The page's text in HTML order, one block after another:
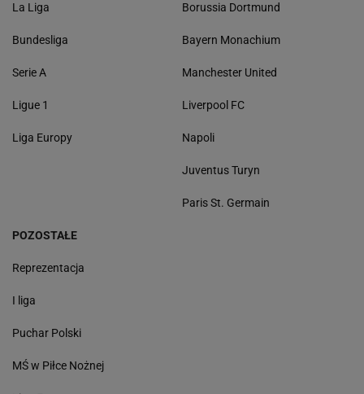
La Liga
Bundesliga
Serie A
Ligue 1
Liga Europy
Borussia Dortmund
Bayern Monachium
Manchester United
Liverpool FC
Napoli
Juventus Turyn
Paris St. Germain
POZOSTAŁE
Reprezentacja
I liga
Puchar Polski
MŚ w Piłce Nożnej